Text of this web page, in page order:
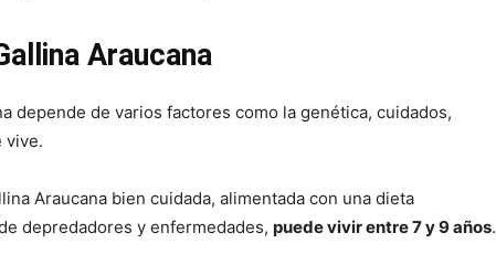
Araucana
depende de varios factores como la genética, cuidados,
vive.
Araucana bien cuidada, alimentada con una dieta
depredadores y enfermedades, puede vivir entre 7 y 9 años.